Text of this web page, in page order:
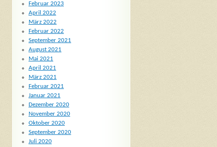
Februar 2023
April 2022
März 2022
Februar 2022
September 2021
August 2021
Mai 2021
April 2021
März 2021
Februar 2021
Januar 2021
Dezember 2020
November 2020
Oktober 2020
September 2020
Juli 2020